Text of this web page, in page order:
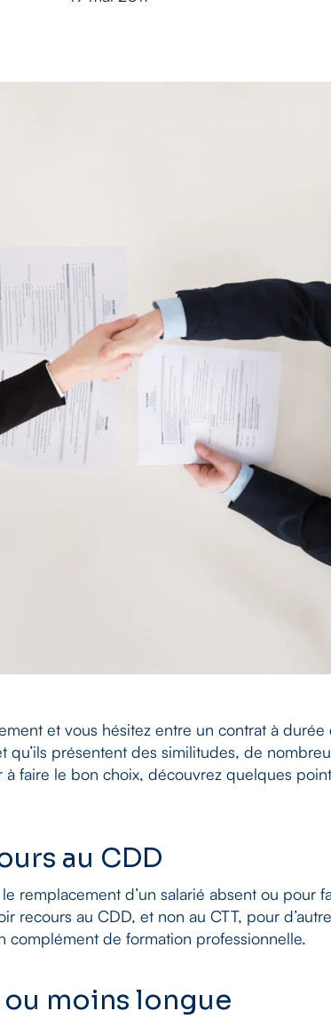
et vous hésitez entre un contrat à
qu’ils présentent des similitudes, de
à faire le bon choix, découvrez quelques
au CDD
remplacement d’un salarié absent ou pour
recours au CDD, et non au CTT, pour
complément de formation professionnelle.
ou moins longue